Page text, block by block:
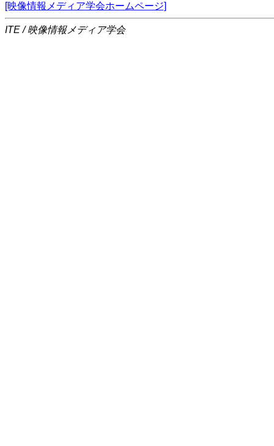
[映像情報メディア学会ホームページ]
ITE / 映像情報メディア学会